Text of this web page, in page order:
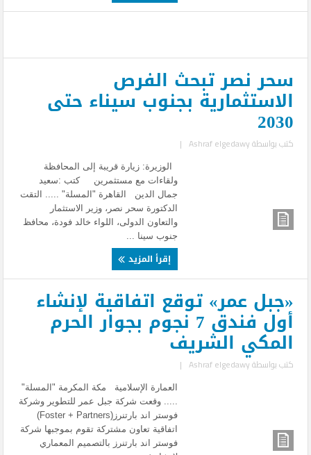
سحر نصر تبحث الفرص
الاستثمارية بجنوب سيناء حتى
2030
كتب بواسطةAshraf elgedawy
|
الوزيرة: زيارة قريبة إلى المحافظة
ولقاءات مع مستثمرين كتب :سعيد
جمال الدين القاهرة "المسلة" ..... التقت
الدكتورة سحر نصر، وزير الاستثمار
والتعاون الدولى، اللواء خالد فودة، محافظ
جنوب سينا ...
إقرأ المزيد
«جبل عمر» توقع اتفاقية لإنشاء
أول فندق 7 نجوم بجوار الحرم
المكي الشريف
كتب بواسطةAshraf elgedawy
|
العمارة الإسلامية مكة المكرمة "المسلة"
..... وقعت شركة جبل عمر للتطوير وشركة
فوستر اند بارتنرز(Foster + Partners)
اتفاقية تعاون مشتركة تقوم بموجبها شركة
فوستر اند بارتنرز بالتصميم المعماري